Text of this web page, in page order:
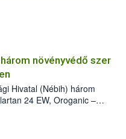
növényvédő szer
Hivatal (Nébih) három
24 EW, Oroganic –
a szüretet követően,
stádiumáig